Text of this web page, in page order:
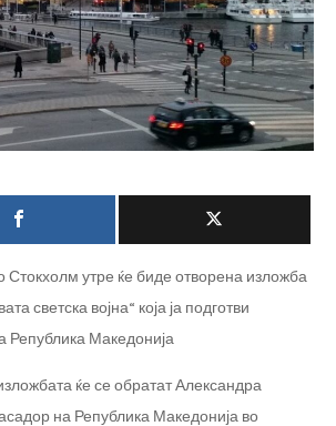
Стокхолм утре ќе биде отворена изложба
светска војна“ која ја подготви
Република Македонија
ќе се обратат Александра
на Република Македонија во